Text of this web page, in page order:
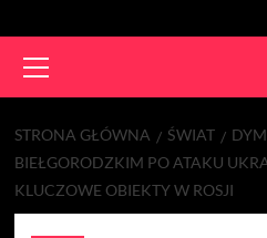
Menu
STRONA GŁÓWNA ŚWIAT
BIEŁGORODZKIM PO ATAKU
KLUCZOWE OBIEKTY W ROSJI